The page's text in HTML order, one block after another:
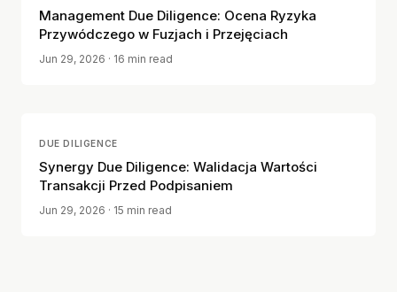
Management Due Diligence: Ocena Ryzyka
Przywódczego w Fuzjach i Przejęciach
Jun 29, 2026 · 16 min read
DUE DILIGENCE
Synergy Due Diligence: Walidacja Wartości
Transakcji Przed Podpisaniem
Jun 29, 2026 · 15 min read